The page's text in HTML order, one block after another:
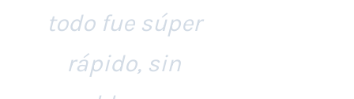
todo fue súper
rápido, sin